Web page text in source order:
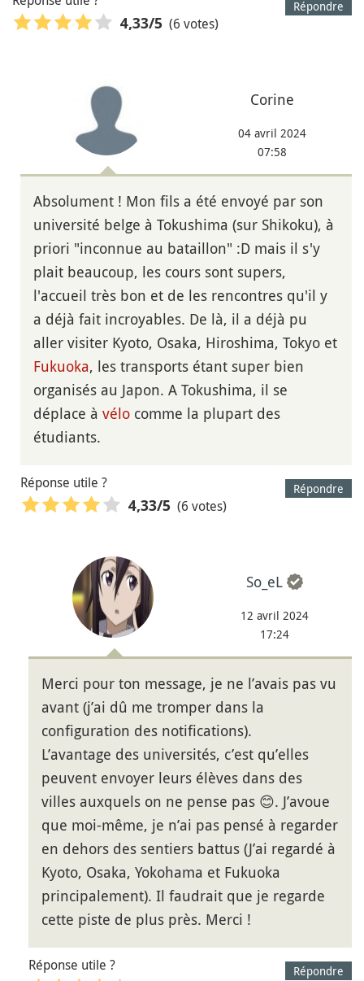
Répondre
4,33/5 (6 votes)
Corine
04 avril 2024
07:58
Absolument ! Mon fils a été envoyé par son
université belge à Tokushima (sur Shikoku), à
priori "inconnue au bataillon" :D mais il s'y
plait beaucoup, les cours sont supers,
l'accueil très bon et de les rencontres qu'il y
a déjà fait incroyables. De là, il a déjà pu
aller visiter Kyoto, Osaka, Hiroshima, Tokyo et
Fukuoka, les transports étant super bien
organisés au Japon. A Tokushima, il se
déplace à vélo comme la plupart des
étudiants.
Répondre
Réponse utile ?
4,33/5 (6 votes)
So_eL
12 avril 2024
17:24
Merci pour ton message, je ne l’avais pas vu
avant (j’ai dû me tromper dans la
configuration des notifications).
L’avantage des universités, c’est qu’elles
peuvent envoyer leurs élèves dans des
villes auxquels on ne pense pas 😊. J’avoue
que moi-même, je n’ai pas pensé à regarder
en dehors des sentiers battus (J’ai regardé à
Kyoto, Osaka, Yokohama et Fukuoka
principalement). Il faudrait que je regarde
cette piste de plus près. Merci !
Répondre
Réponse utile ?